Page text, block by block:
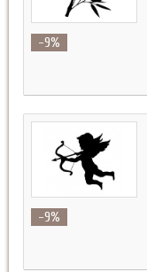
-9%
-9%